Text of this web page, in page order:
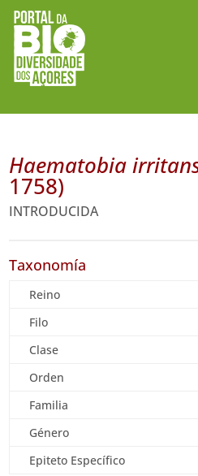
Haematobia
1758)
INTRODUCIDA
Taxonomía
Reino
Filo
Clase
Orden
Familia
Género
Epiteto Específico